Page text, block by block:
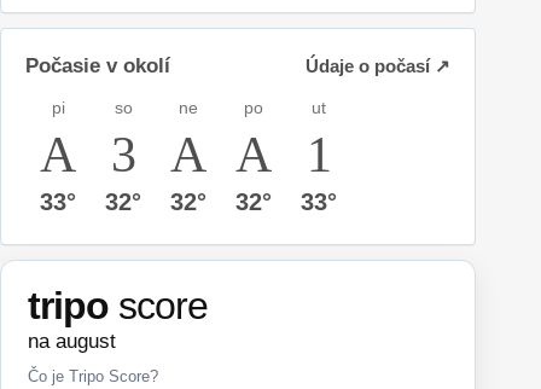
Počasie v okolí Údaje o počasí ↗
pi
33°
so
32°
ne
32°
po
32°
ut
33°
tripo score
na august
Čo je Tripo Score?